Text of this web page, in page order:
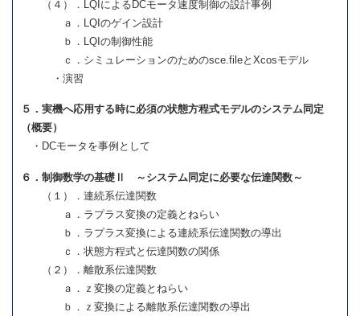
（４）．LQIによるDCモータ速度制御の設計事例
ａ．LQIのゲイン設計
ｂ．LQIの制御性能
ｃ．シミュレーションのためのsce.fileとXcosモデル
・演習
５．実機へ応用する時に必須の状態方程式モデルのシステム同定
（概要）
・DCモータを事例として
６．制御数学の基礎Ⅱ ～システム同定に必要な伝達関数～
（１）．連続系伝達関数
ａ．ラプラス変換の定義とねらい
ｂ．ラプラス変換による連続系伝達関数の導出
ｃ．状態方程式と伝達関数の関係
（２）．離散系伝達関数
ａ．ｚ変換の定義とねらい
ｂ．ｚ変換による離散系伝達関数の導出